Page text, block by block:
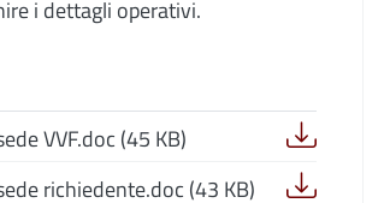
i dettagli operativi.
VVF.doc (45 KB)
richiedente.doc (43 KB)